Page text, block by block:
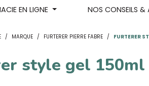
EN LIGNE NOS CONSEILS &
MARQUE FURTERER PIERRE FABRE FURTERER
style gel 150ml